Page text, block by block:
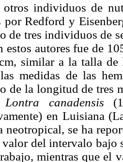
individuos de
por Redford y
de tres individuos de
estos autores fue de
similar a la talla de
medidas de las
de la longitud de tres
Lontra canadensis
en Luisiana
neotropical, se ha
valor del intervalo
mientras que el